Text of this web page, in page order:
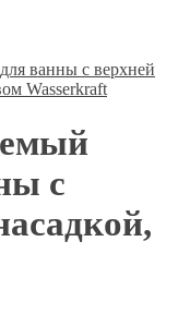
ванны с верхней
Wasserkraft
с